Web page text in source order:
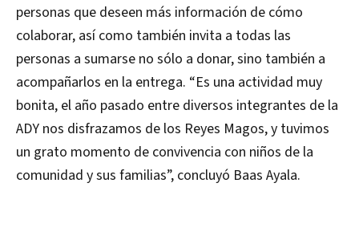
personas que deseen más información de cómo
colaborar, así como también invita a todas las
personas a sumarse no sólo a donar, sino también a
acompañarlos en la entrega. “Es una actividad muy
bonita, el año pasado entre diversos integrantes de la
ADY nos disfrazamos de los Reyes Magos, y tuvimos
un grato momento de convivencia con niños de la
comunidad y sus familias”, concluyó Baas Ayala.